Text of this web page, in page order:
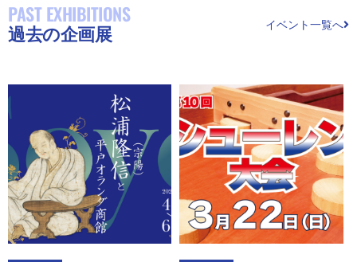
PAST EXHIBITIONS
過去の企画展 イベント一覧へ